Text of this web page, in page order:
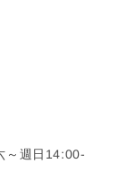
～週日14:00-